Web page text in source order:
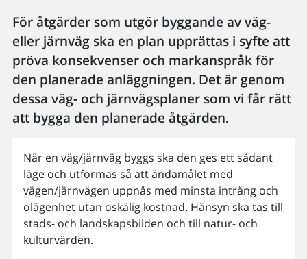
För åtgärder som utgör byggande av väg-
eller järnväg ska en plan upprättas i syfte att
pröva konsekvenser och markanspråk för
den planerade anläggningen. Det är genom
dessa väg- och järnvägsplaner som vi får rätt
att bygga den planerade åtgärden.
När en väg/järnväg byggs ska den ges ett sådant
läge och utformas så att ändamålet med
vägen/järnvägen uppnås med minsta intrång och
olägenhet utan oskälig kostnad. Hänsyn ska tas till
stads- och landskapsbilden och till natur- och
kulturvärden.